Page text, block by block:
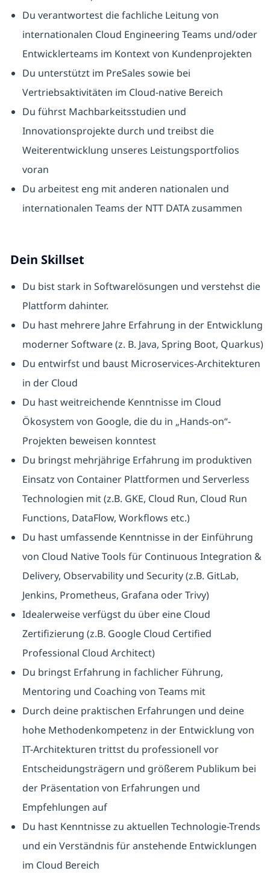
Du verantwortest die fachliche Leitung von
internationalen Cloud Engineering Teams und/oder
Entwicklerteams im Kontext von Kundenprojekten
Du unterstützt im PreSales sowie bei
Vertriebsaktivitäten im Cloud-native Bereich
Du führst Machbarkeitsstudien und
Innovationsprojekte durch und treibst die
Weiterentwicklung unseres Leistungsportfolios
voran
Du arbeitest eng mit anderen nationalen und
internationalen Teams der NTT DATA zusammen
Dein Skillset
Du bist stark in Softwarelösungen und verstehst die
Plattform dahinter.
Du hast mehrere Jahre Erfahrung in der Entwicklung
moderner Software (z. B. Java, Spring Boot, Quarkus)
Du entwirfst und baust Microservices-Architekturen
in der Cloud
Du hast weitreichende Kenntnisse im Cloud
Ökosystem von Google, die du in „Hands-on“-
Projekten beweisen konntest
Du bringst mehrjährige Erfahrung im produktiven
Einsatz von Container Plattformen und Serverless
Technologien mit (z.B. GKE, Cloud Run, Cloud Run
Functions, DataFlow, Workflows etc.)
Du hast umfassende Kenntnisse in der Einführung
von Cloud Native Tools für Continuous Integration &
Delivery, Observability und Security (z.B. GitLab,
Jenkins, Prometheus, Grafana oder Trivy)
Idealerweise verfügst du über eine Cloud
Zertifizierung (z.B. Google Cloud Certified
Professional Cloud Architect)
Du bringst Erfahrung in fachlicher Führung,
Mentoring und Coaching von Teams mit
Durch deine praktischen Erfahrungen und deine
hohe Methodenkompetenz in der Entwicklung von
IT-Architekturen trittst du professionell vor
Entscheidungsträgern und größerem Publikum bei
der Präsentation von Erfahrungen und
Empfehlungen auf
Du hast Kenntnisse zu aktuellen Technologie-Trends
und ein Verständnis für anstehende Entwicklungen
im Cloud Bereich